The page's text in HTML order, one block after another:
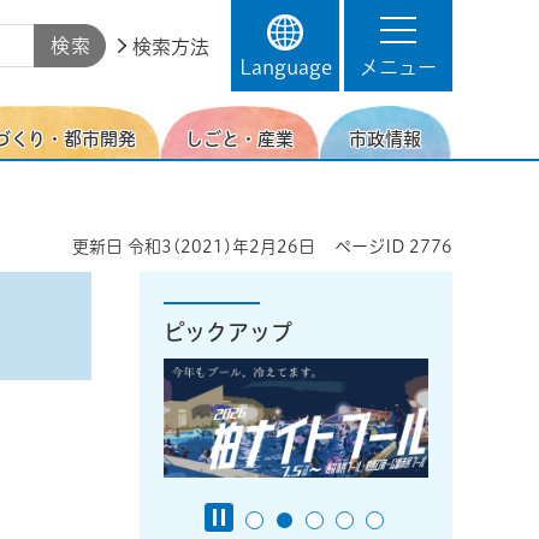
検索方法
Language
メニュー
くり・都市開発 しごと・産業 市政情報
更新日 令和3(2021)年2月26日 ページID 2776
ピックアップ